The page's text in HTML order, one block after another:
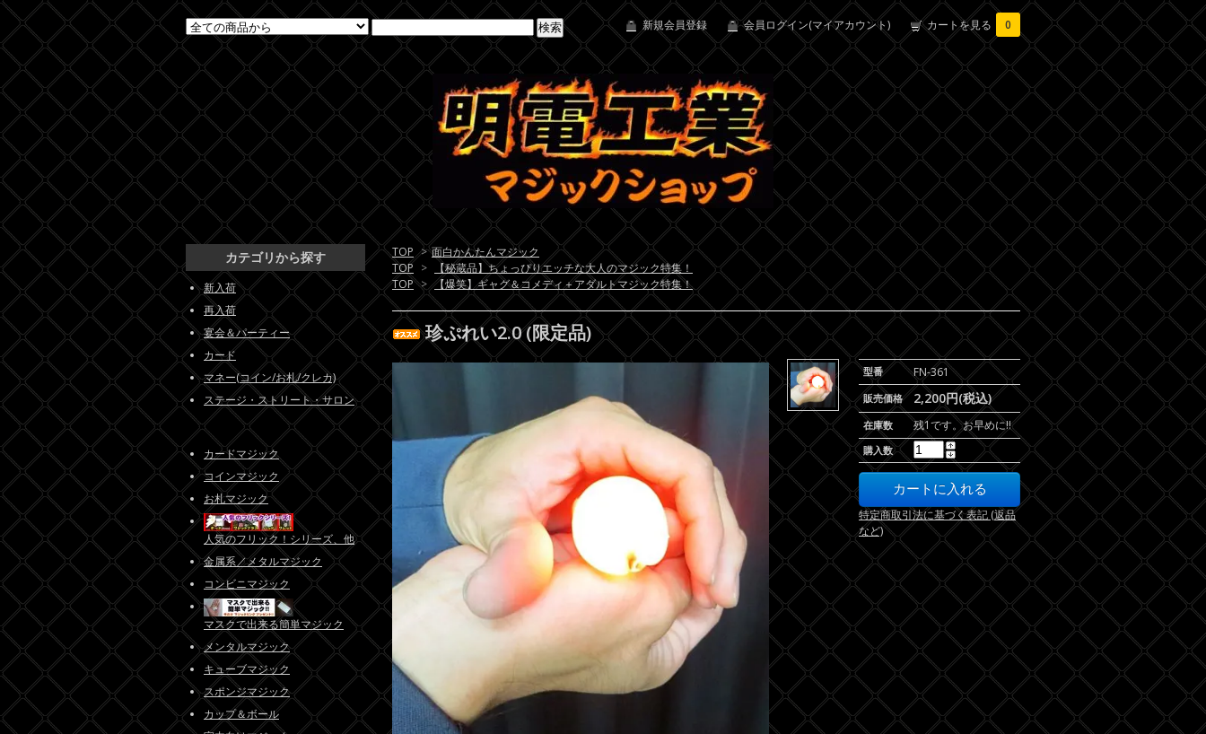
新規会員登録 会員ログイン(マイアカウント) カートを見る 0
TOP > 面白かんたんマジック
TOP >
【秘蔵品】ちょっぴりエッチな大人のマジック特集！
TOP > 【爆笑】ギャグ＆コメディ＋アダルトマジック特集！
珍ぷれい2.0 (限定品)
型番 FN-361
販売価格 2,200円(税込)
在庫数 残1です。お早めに!!
購入数
特定商取引法に基づく表記 (返品
など)
カテゴリから探す
新入荷
再入荷
宴会＆パーティー
カード
マネー(コイン/お札/クレカ)
ステージ・ストリート・サロン
カードマジック
コインマジック
お札マジック
人気のフリック！シリーズ、他
金属系／メタルマジック
コンビニマジック
マスクで出来る簡単マジック
メンタルマジック
キューブマジック
スポンジマジック
カップ＆ボール